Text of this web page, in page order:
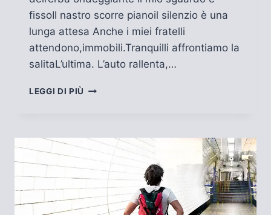
fissoIl nastro scorre pianoil silenzio è una
lunga attesa Anche i miei fratelli
attendono,immobili.Tranquilli affrontiamo la
salitaL’ultima. L’auto rallenta,…
LEGGI DI PIÙ IL